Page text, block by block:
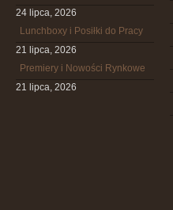
24 lipca, 2026
Lunchboxy i Posiłki do Pracy
21 lipca, 2026
Premiery i Nowości Rynkowe
21 lipca, 2026